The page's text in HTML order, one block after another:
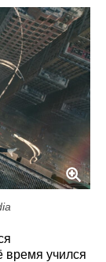
время учился